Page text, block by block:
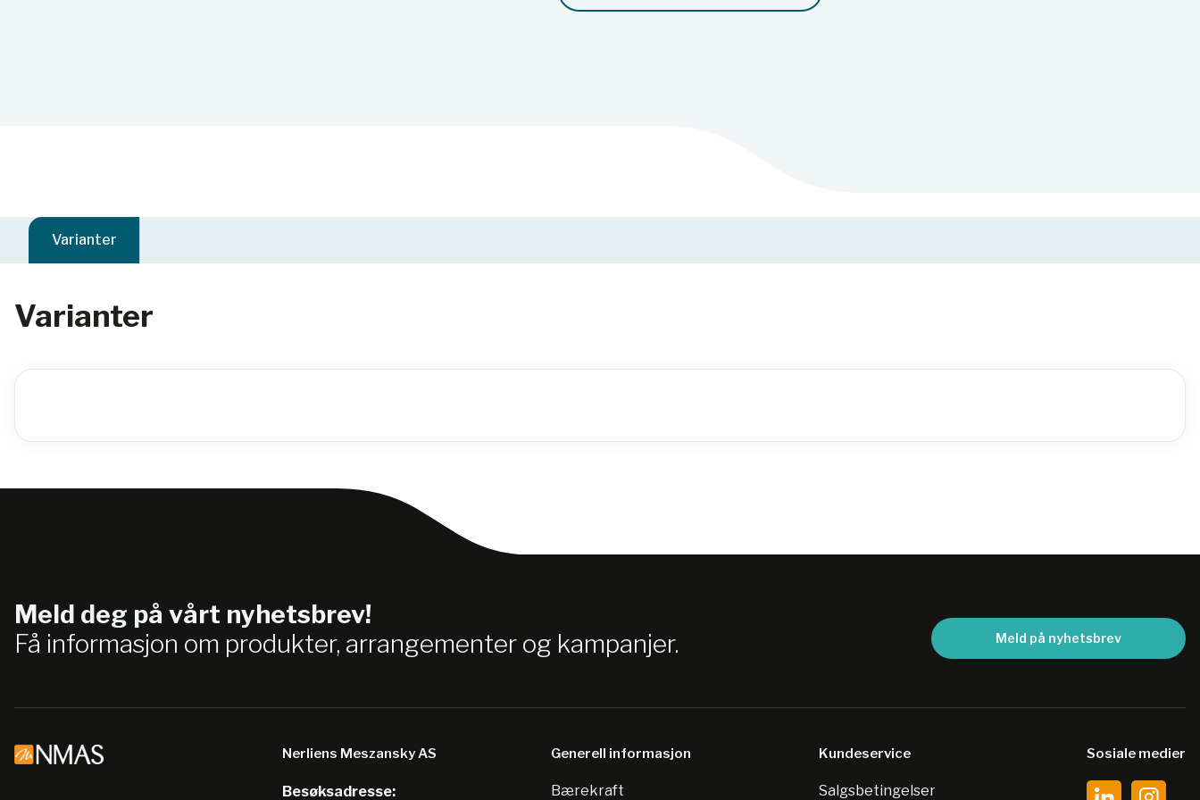
Varianter
Varianter
Meld deg på vårt nyhetsbrev!
Få informasjon om produkter, arrangementer og kampanjer.
Meld på nyhetsbrev
Nerliens Meszansky AS
Besøksadresse:
Generell informasjon
Bærekraft
Kundeservice
Salgsbetingelser
Sosiale medier